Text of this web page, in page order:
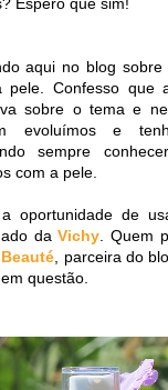
aqui no blog
pele. Confesso que
sobre o tema e
evoluímos e
sempre
com a pele.
oportunidade de
daVichy . Quem
, parceira do
questão.